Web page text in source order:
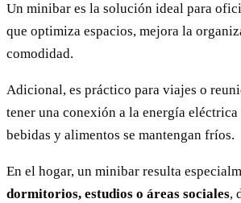
Un minibar es la solución ideal para
que optimiza espacios, mejora la
comodidad.
Adicional, es práctico para viajes o
tener una conexión a la energía eléctrica
bebidas y alimentos se mantengan fríos.
En el hogar, un minibar resulta
dormitorios, estudios o áreas sociales,